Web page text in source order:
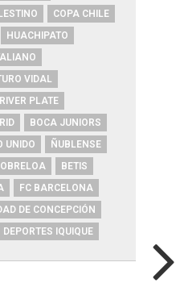
COPA CHILE
HUACHIPATO
VIDAL
RIVER PLATE
BOCA JUNIORS
UNIDO
ÑUBLENSE
BETIS
FC BARCELONA
DE CONCEPCIÓN
DEPORTES IQUIQUE